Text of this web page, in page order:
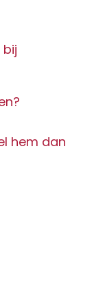
hem dan